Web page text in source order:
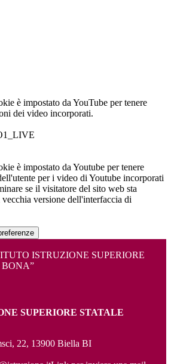
è impostato da YouTube per tenere
dei video incorporati.
è impostato da Youtube per tenere
per i video di Youtube incorporati
se il visitatore del sito web sta
versione dell'interfaccia di
ISTRUZIONE SUPERIORE
BONA”
SUPERIORE STATALE
22, 13900 Biella BI